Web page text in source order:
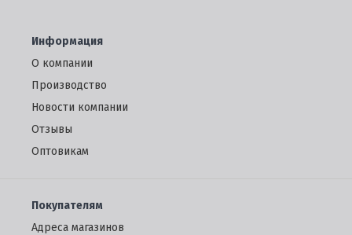
Информация
О компании
Производство
Новости компании
Отзывы
Oптовикам
Покупателям
Адреса магазинов